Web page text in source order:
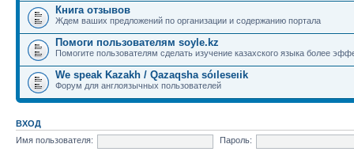
Книга отзывов
Ждем ваших предложений по организации и содержанию портала
Помоги пользователям soyle.kz
Помогите пользователям сделать изучение казахского языка более
We speak Kazakh / Qazaqsha sóıleseıik
Форум для англоязычных пользователей
ВХОД
Имя пользователя:
Пароль: